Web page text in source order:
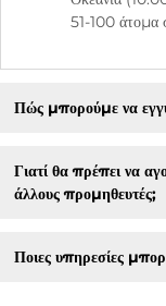
51-100 άτομα
Πώς μπορούμε να
Γιατί θα πρέπει να
άλλους προμηθευτές;
Ποιες υπηρεσίες